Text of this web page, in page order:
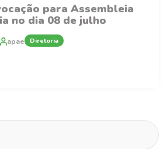
para Assembleia
no dia 08 de julho
apae Diretoria